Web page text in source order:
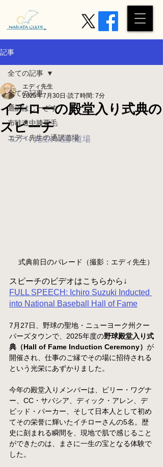
記事
全ての記事
通訳はじーざす
布哇道中膝栗毛
エディ先生の通訳道場
全ての記事
イチローの殿堂入り式典の
スピーチ
エディ先生
2025年7月30日 読了時間: 7分
エディ先生の通訳道場
式典前日のパレード（撮影：エディ先生）
スピーチのビデオはこちらから↓
FULL SPEECH: Ichiro Suzuki Inducted
into National Baseball Hall of Fame
7月27日、野球の聖地・ニューヨーク州クー
パーズタウンで、2025年度の野球殿堂入り式
典（Hall of Fame Induction Ceremony） が
開催され、仕事のご縁でその場に招待される
という光栄にあずかりました。
今年の殿堂入りメンバーは、ビリー・ワグナ
ー、CC・サバシア、ディック・アレン、デ
ビッド・パーカー、そして日本人として初め
てその栄誉に輝いたイチローさんの5名。歴
史に刻まれる瞬間を、現地で肌で感じること
ができたのは、まさに一生の宝となる体験で
した。